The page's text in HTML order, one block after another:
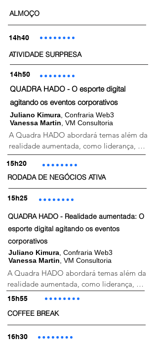
ALMOÇO
14h40
ATIVIDADE SURPRESA
14h50
QUADRA HADO - O esporte digital
agitando os eventos corporativos
Juliano Kimura , Confraria Web3
Vanessa Martin , VM Consultoria
A Quadra HADO abordará temas além da
realidade aumentada, como liderança,
trabalho em equipe, estratégia e
conhecimento de mercado.
15h20
RODADA DE NEGÓCIOS ATIVA
15h25
QUADRA HADO - Realidade aumentada: O
esporte digital agitando os eventos
corporativos
Juliano Kimura , Confraria Web3
Vanessa Martin , VM Consultoria
A Quadra HADO abordará temas além da
realidade aumentada, como liderança,
trabalho em equipe, estratégia e
15h55
COFFEE BREAK
16h30